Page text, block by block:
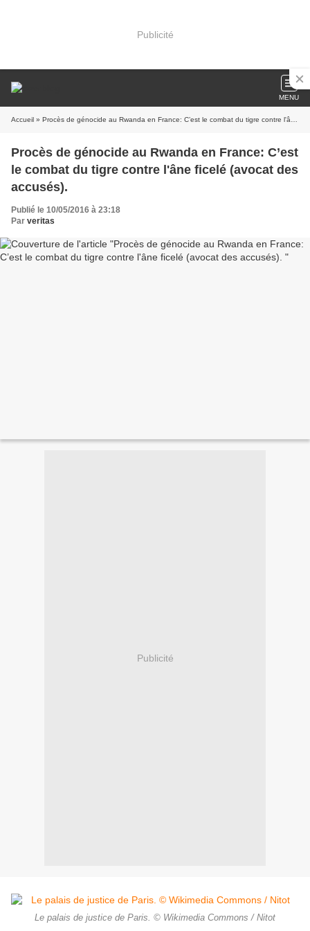
Publicité
MENU
Accueil » Procès de génocide au Rwanda en France: C’est le combat du tigre contre l'âne ficelé (avocat des accusés).
Procès de génocide au Rwanda en France: C’est
le combat du tigre contre l'âne ficelé (avocat des
accusés).
Publié le 10/05/2016 à 23:18
Par veritas
Publicité
Le palais de justice de Paris. © Wikimedia Commons / Nitot